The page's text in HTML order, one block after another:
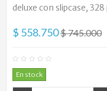
deluxe con slipcase, 328
$ 558.750$ 745.000
En stock